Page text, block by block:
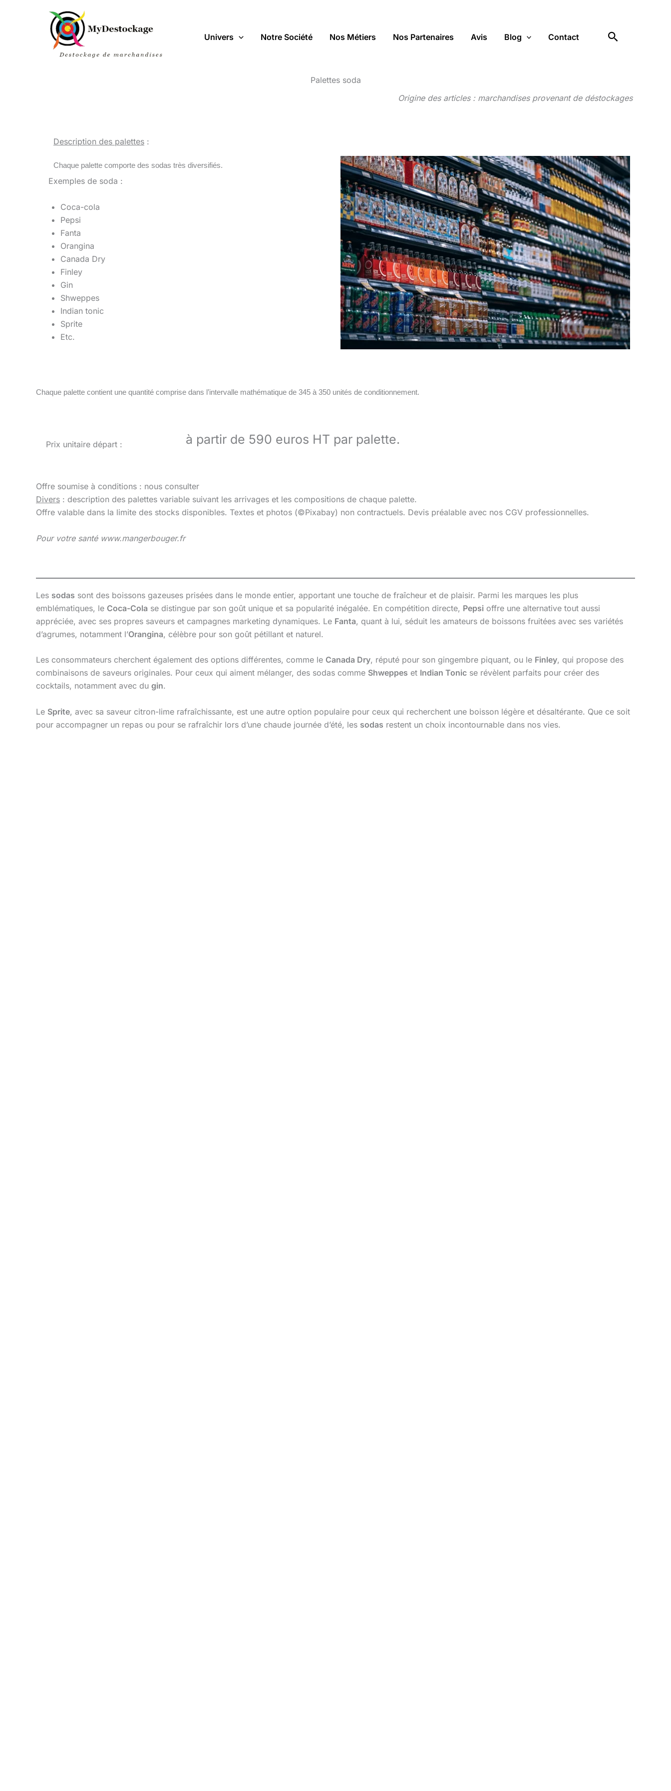
Univers Notre Société Nos Métiers Nos Partenaires Avis Blog Contact Rechercher
Palettes soda
Origine des articles : marchandises provenant de déstockages
Description des palettes :
Chaque palette comporte des sodas très diversifiés.
Exemples de soda :
Coca-cola
Pepsi
Fanta
Orangina
Canada Dry
Finley
Gin
Shweppes
Indian tonic
Sprite
Etc.
Chaque palette contient une quantité comprise dans l’intervalle mathématique de 345 à 350 unités de conditionnement.
Prix unitaire départ : à partir de 590 euros HT par palette.
Offre soumise à conditions : nous consulter
Divers : description des palettes variable suivant les arrivages et les compositions de chaque palette.
Offre valable dans la limite des stocks disponibles. Textes et photos (©Pixabay) non contractuels. Devis préalable avec nos CGV professionnelles.
Pour votre santé www.mangerbouger.fr
Les sodas sont des boissons gazeuses prisées dans le monde entier, apportant une touche de fraîcheur et de plaisir. Parmi les marques les plus
emblématiques, le Coca-Cola se distingue par son goût unique et sa popularité inégalée. En compétition directe, Pepsi offre une alternative tout aussi
appréciée, avec ses propres saveurs et campagnes marketing dynamiques. Le Fanta, quant à lui, séduit les amateurs de boissons fruitées avec ses variétés
d’agrumes, notamment l’Orangina, célèbre pour son goût pétillant et naturel.
Les consommateurs cherchent également des options différentes, comme le Canada Dry, réputé pour son gingembre piquant, ou le Finley, qui propose des
combinaisons de saveurs originales. Pour ceux qui aiment mélanger, des sodas comme Shweppes et Indian Tonic se révèlent parfaits pour créer des
cocktails, notamment avec du gin.
Le Sprite, avec sa saveur citron-lime rafraîchissante, est une autre option populaire pour ceux qui recherchent une boisson légère et désaltérante. Que ce soit
pour accompagner un repas ou pour se rafraîchir lors d’une chaude journée d’été, les sodas restent un choix incontournable dans nos vies.